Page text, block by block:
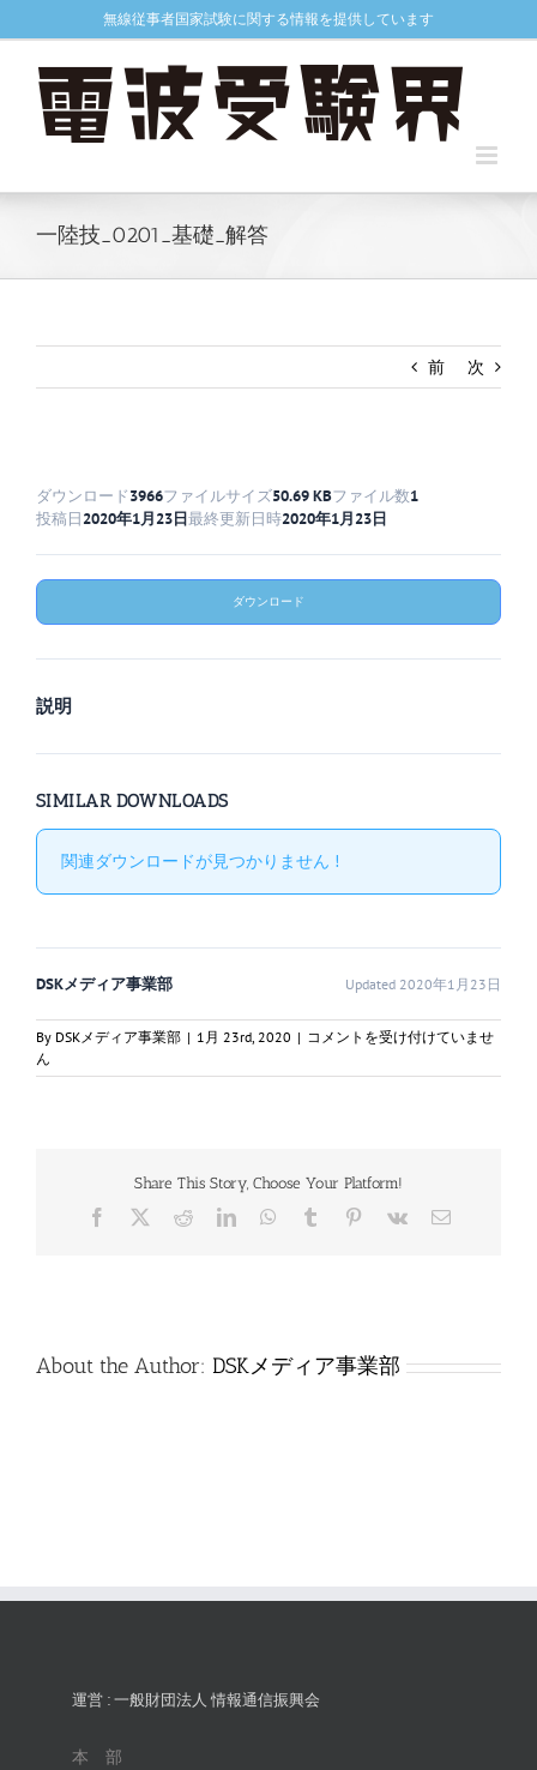
to
無線従事者国家試験に関する情報を提供しています
一陸技_0201_基礎_解答
前 次
ダウンロード3966ファイルサイズ50.69 KBファイル数1
投稿日2020年1月23日最終更新日時2020年1月23日
ダウンロード
説明
SIMILAR DOWNLOADS
関連ダウンロードが見つかりません !
DSKメディア事業部 Updated 2020年1月23日
By DSKメディア事業部 | 1月 23rd, 2020 | 一
技
解
答
は
コメントを受け付けていませ
ん
Share This Story, Choose Your Platform!
Facebook RedditLinkedInWhatsApp
Tumblr Pinterest
Vk
電
About the Author: DSKメディア事業部
運営 : 一般財団法人 情報通信振興会
本 部